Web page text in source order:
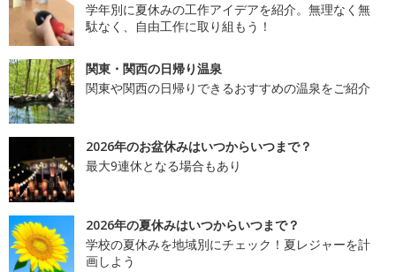
学年別に夏休みの工作アイデアを紹介。無理なく無
駄なく、自由工作に取り組もう！
関東・関西の日帰り温泉
関東や関西の日帰りできるおすすめの温泉をご紹介
2026年のお盆休みはいつからいつまで？
最大9連休となる場合もあり
2026年の夏休みはいつからいつまで？
学校の夏休みを地域別にチェック！夏レジャーを計
画しよう